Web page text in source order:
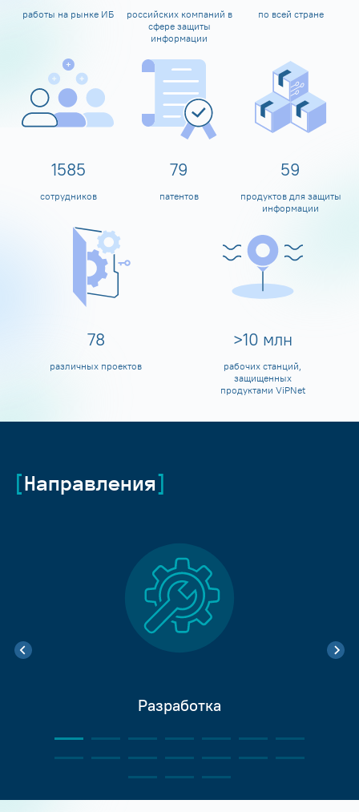
работы на рынке ИБ
российских компаний в
сфере защиты
информации
по всей стране
1600
сотрудников
80
патентов
60
продуктов для защиты
информации
80
различных проектов
>10 млн
рабочих станций,
защищенных
продуктами ViPNet
Направления
Разработка